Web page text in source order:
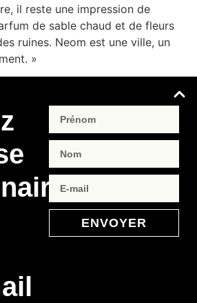
il reste une impression de
de sable chaud et de fleurs
ruines. Neom est une ville, un
»
ENVOYER